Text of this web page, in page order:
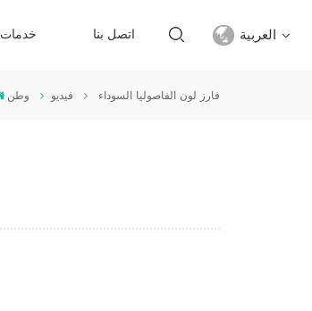
خدمات اتصل بنا العربية
وطن فيديو فارز لون الفاصوليا السوداء